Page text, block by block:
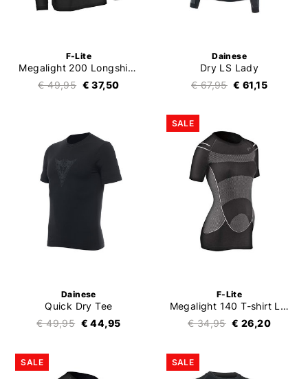
F-Lite
Megalight 200 Longshirt Men
€ 49,95 € 37,50
Dainese
Dry LS Lady
€ 67,95 € 61,15
Dainese
Quick Dry Tee
€ 49,95 € 44,95
SALE
F-Lite
Megalight 140 T-shirt Ladies
€ 34,95 € 26,20
SALE SALE